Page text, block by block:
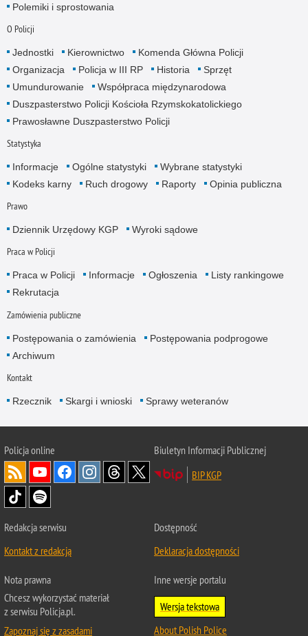
Polemiki i sprostowania
O Policji
Jednostki Kierownictwo
Komenda Główna Policji
Organizacja
Policja w III RP Historia
Sprzęt
Umundurowanie
Współpraca międzynarodowa
Duszpasterstwo Policji Kościoła Rzymskokatolickiego
Prawosławne Duszpasterstwo Policji
Statystyka
Informacje Ogólne statystyki
Wybrane statystyki
Kodeks karny
Ruch drogowy Raporty Opinia publiczna
Prawo
Dziennik Urzędowy KGP Wyroki sądowe
Praca w Policji
Praca w Policji Informacje Ogłoszenia
Listy rankingowe
Rekrutacja
Zamówienia publiczne
Postępowania o zamówienia
Postępowania podprogowe
Archiwum
Kontakt
Rzecznik Skargi i wnioski Sprawy weteranów
Policjaonline
Biuletyn Informacji Publicznej
BIP KGP
Redakcja serwisu
Kontakt z redakcją
Dostępność
Deklaracja dostępności
Nota prawna
Chcesz wykorzystać materiał
z serwisu Policja.pl.
Zapoznaj się z zasadami
Inne wersje portalu
Wersja tekstowa
About Polish Police